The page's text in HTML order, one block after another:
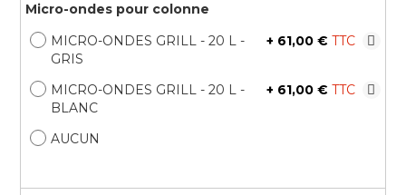
Micro-ondes pour colonne
MICRO-ONDES GRILL - 20 L -
GRIS
+ 61,00 €
MICRO-ONDES GRILL - 20 L -
BLANC
+ 61,00 €
AUCUN